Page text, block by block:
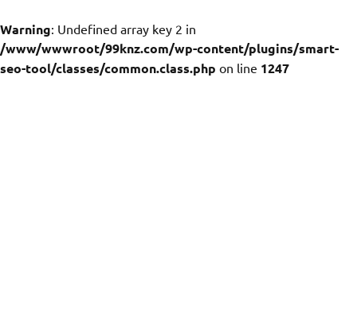
Warning: Undefined array key 2 in
/www/wwwroot/99knz.com/wp-content/plugins/smart-
seo-tool/classes/common.class.php on line 1247